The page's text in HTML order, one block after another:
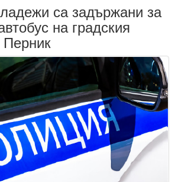
са задържани за
на градския
Перник